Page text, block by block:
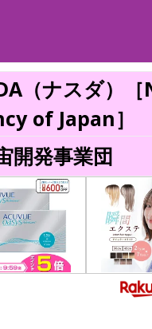
（ナスダ）
of Japan］
開発事業団